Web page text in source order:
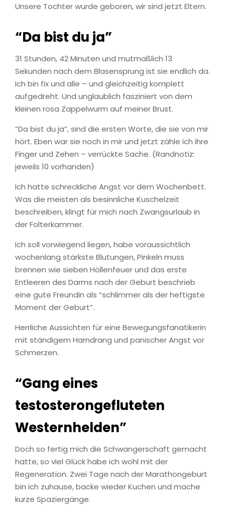
Unsere Tochter wurde geboren, wir sind jetzt Eltern.
“Da bist du ja”
31 Stunden, 42 Minuten und mutmaßlich 13
Sekunden nach dem Blasensprung ist sie endlich da.
Ich bin fix und alle – und gleichzeitig komplett
aufgedreht. Und unglaublich fasziniert von dem
kleinen rosa Zappelwurm auf meiner Brust.
“Da bist du ja”, sind die ersten Worte, die sie von mir
hört. Eben war sie noch in mir und jetzt zähle ich ihre
Finger und Zehen – verrückte Sache. (Randnotiz:
jeweils 10 vorhanden)
Ich hatte schreckliche Angst vor dem Wochenbett.
Was die meisten als besinnliche Kuschelzeit
beschreiben, klingt für mich nach Zwangsurlaub in
der Folterkammer.
Ich soll vorwiegend liegen, habe voraussichtlich
wochenlang stärkste Blutungen, Pinkeln muss
brennen wie sieben Höllenfeuer und das erste
Entleeren des Darms nach der Geburt beschrieb
eine gute Freundin als “schlimmer als der heftigste
Moment der Geburt”.
Herrliche Aussichten für eine Bewegungsfanatikerin
mit ständigem Harndrang und panischer Angst vor
Schmerzen.
“Gang eines
testosterongefluteten
Westernhelden”
Doch so fertig mich die Schwangerschaft gemacht
hatte, so viel Glück habe ich wohl mit der
Regeneration. Zwei Tage nach der Marathongeburt
bin ich zuhause, backe wieder Kuchen und mache
kurze Spaziergänge.